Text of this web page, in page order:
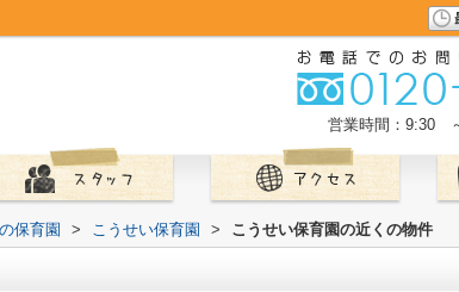
営業時間：9:30
保育園 > こうせい保育園 > こうせい保育園の近くの物件